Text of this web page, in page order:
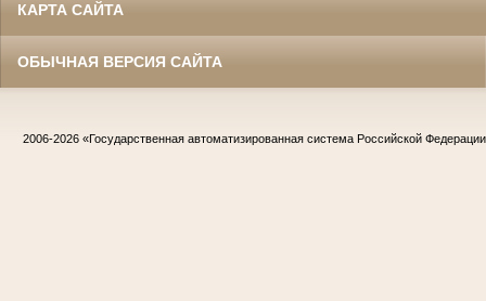
КАРТА САЙТА
ОБЫЧНАЯ ВЕРСИЯ САЙТА
2006-2026 «Государственная автоматизированная система Российской